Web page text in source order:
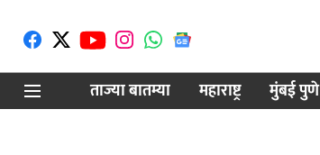
ताज्या बातम्या
महाराष्ट्र मुंबई पुणे